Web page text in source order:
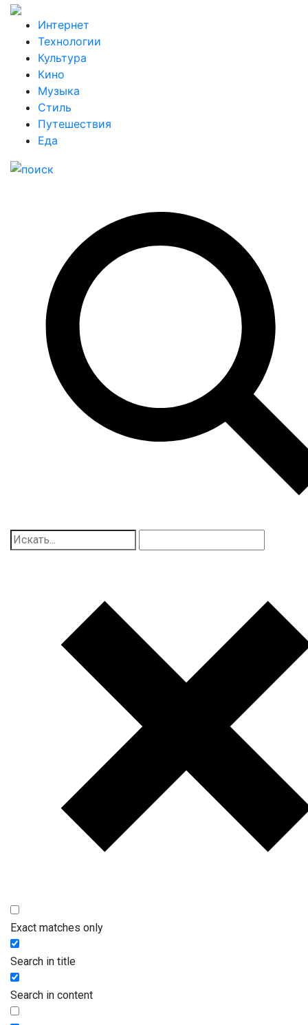
Интернет
Технологии
Культура
Кино
Музыка
Стиль
Путешествия
Еда
Exact matches only
Search in title
Search in content